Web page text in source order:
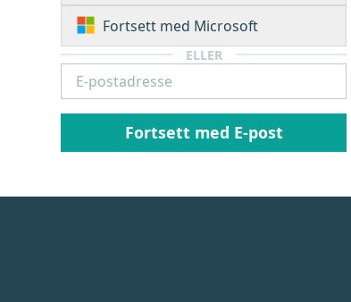
Fortsett med Microsoft
ELLER
Fortsett med E-post